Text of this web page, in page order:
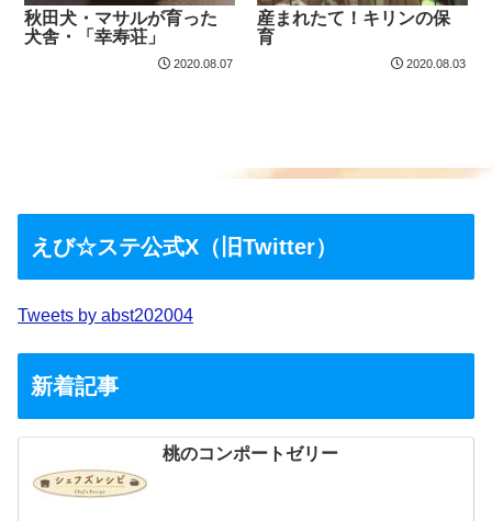
秋田犬・マサルが育った
犬舎・「幸寿荘」
2020.08.07
産まれたて！キリンの保
育
2020.08.03
えび☆ステ公式X（旧Twitter）
Tweets by abst202004
新着記事
桃のコンポートゼリー